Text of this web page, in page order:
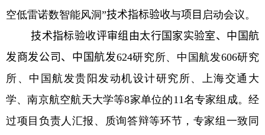
空低雷诺数智能风洞”技术指标验收与项目 启动会议。
技术指标验收评审组 由太行国家实验室、中国航
发商发公司、中国航发624研究所、中国航发606研究
所、中国航发贵阳发动机设计研究所、上海交通大
学、南京航空航天大学等8家单位的11名专家组成。经
过项目负责人汇报、质询答辩等环节，专家组一致同